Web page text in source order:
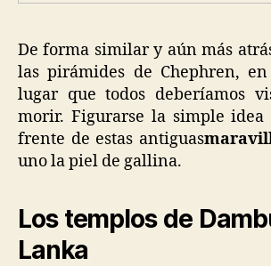
De forma similar y aún más
las pirámides de Chephren,
lugar que todos deberíamos
morir. Figurarse la simple idea
frente de estas antiguas
uno la piel de gallina.
Los templos de
Lanka